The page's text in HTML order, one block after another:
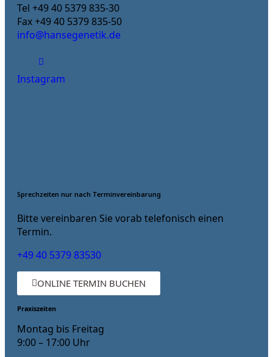
Tel +49 40 5379 835-30
Fax +49 40 5379 835-50
info@hansegenetik.de
Instagram
Sprechzeiten nur nach Terminvereinbarung
Bitte vereinbaren Sie vorab telefonisch einen
Termin.
+49 40 5379 83530
ONLINE TERMIN BUCHEN
Praxiszeiten
Montag bis Freitag
9:00 – 17:00 Uhr